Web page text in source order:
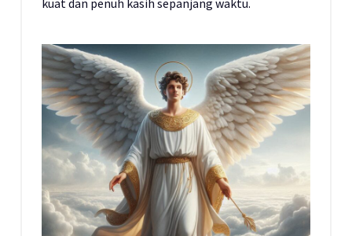
kuat dan penuh kasih sepanjang waktu.